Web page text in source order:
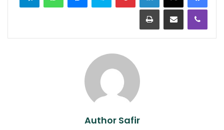
ڤايبر مشاركة عبر البريد طباعة
Author Safir